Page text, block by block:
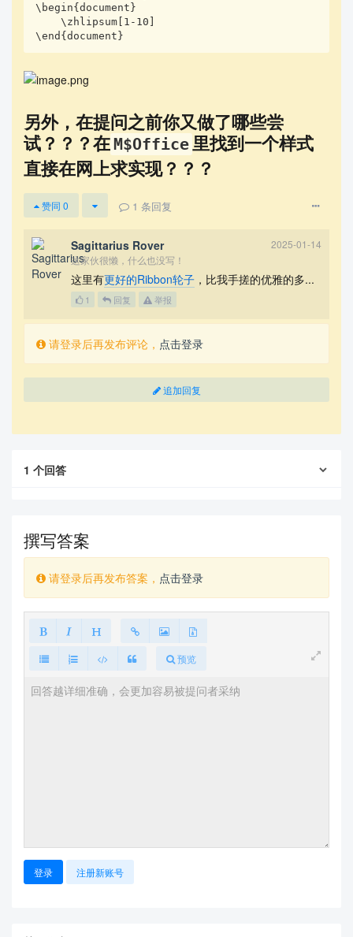
\begin{document}
    \zhlipsum[1-10]
\end{document}
另外，在提问之前你又做了哪些尝
试？？？在M$Office里找到一个样式
直接在网上求实现？？？
赞同 0 1 条回复
Sagittarius Rover
2025-01-14
这家伙很懒，什么也没写！
这里有更好的Ribbon轮子 ，比我手搓的优雅的多...
1 回复 举报
请登录后再发布评论， 点击登录
追加回复
1 个回答
撰写答案
请登录后再发布答案， 点击登录
预览
登录 注册新账号